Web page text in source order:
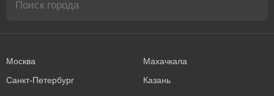
Москва
Махачкала
Санкт-Петербург
Казань